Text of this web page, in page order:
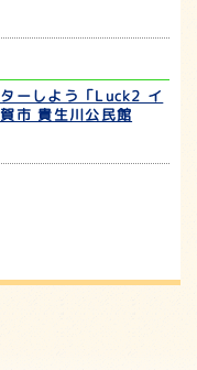
ーしよう「Luck2 イ
市 貴生川公民館